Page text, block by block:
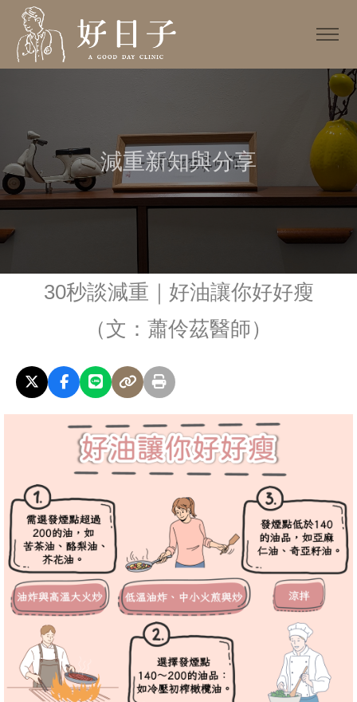
減重新知與分享
30秒談減重｜好油讓你好好瘦
（文：蕭伶茲醫師）